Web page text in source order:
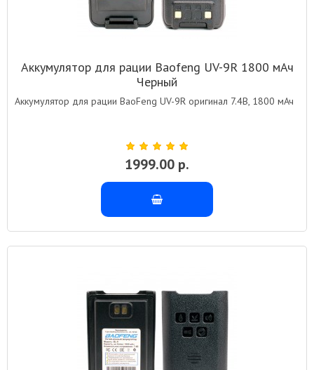
Аккумулятор для рации Baofeng UV-9R 1800 мАч
Черный
Аккумулятор для рации BaoFeng UV-9R оригинал 7.4В, 1800 мАч
1999.00 р.